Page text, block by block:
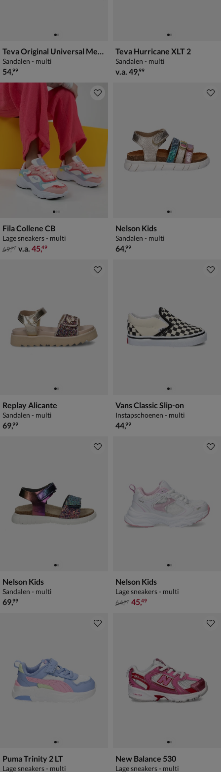
Teva Original Universal Metallic
Sandalen - multi
€ 54,99
54,99
Teva Hurricane XLT 2
Sandalen - multi
vanaf € 49,99
v.a. 49,99
Fila Collene CB
Lage sneakers - multi
van € 69,99 vanaf € 45,49
69,99 v.a. 45,49
Nelson Kids
Sandalen - multi
€ 64,99
64,99
Replay Alicante
Sandalen - multi
€ 69,99
69,99
Vans Classic Slip-on
Instapschoenen - multi
€ 44,99
44,99
Nelson Kids
Sandalen - multi
€ 69,99
69,99
Nelson Kids
Lage sneakers - multi
van € 64,99 voor € 45,49
64,99 45,49
Puma Trinity 2 LT
Lage sneakers - multi
New Balance 530
Lage sneakers - multi